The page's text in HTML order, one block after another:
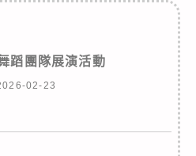
蹈團隊展演活動
02-23